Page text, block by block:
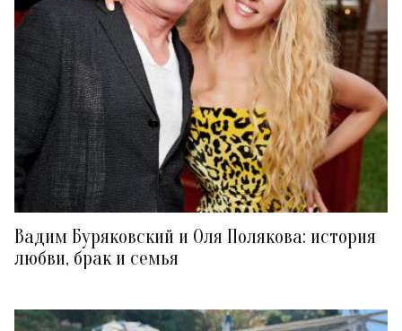
Вадим Буряковский и Оля Полякова: история
любви, брак и семья